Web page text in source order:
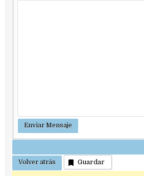
Guardar